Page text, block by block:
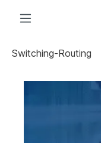
Switching-Routing